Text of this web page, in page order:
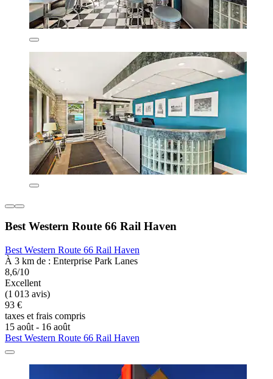
Best Western Route 66 Rail Haven
Best Western Route 66 Rail Haven
À 3 km de : Enterprise Park Lanes
8,6/10
Excellent
(1 013 avis)
93 €
taxes et frais compris
15 août - 16 août
Best Western Route 66 Rail Haven